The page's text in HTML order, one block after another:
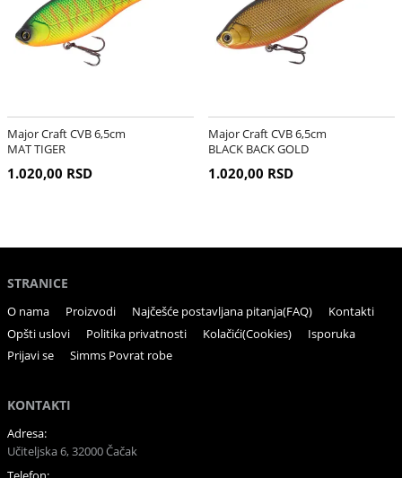
Major Craft CVB 6,5cm
MAT TIGER
1.020,00 RSD
Major Craft CVB 6,5cm
BLACK BACK GOLD
1.020,00 RSD
STRANICE
O nama Proizvodi Najčešće postavljana pitanja(FAQ)
Kontakti
Opšti uslovi
Politika privatnosti Kolačići(Cookies)
Isporuka
Prijavi se
Simms Povrat robe
KONTAKTI
Adresa:
Učiteljska 6, 32000 Čačak